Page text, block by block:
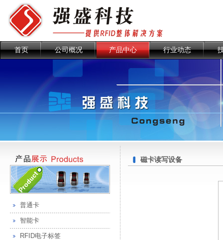
首页 公司概况 产品中心 行业动态
普通卡
智能卡
RFID电子标签
磁卡读写设备